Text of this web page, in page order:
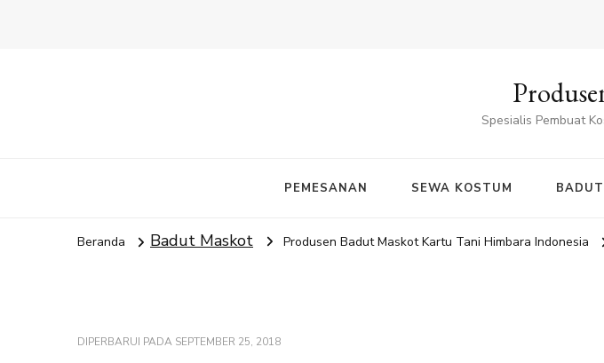
Spesialis Pembuat
PEMESANAN SEWA KOSTUM
Beranda Badut Maskot Produsen Badut Maskot Kartu Tani Himbara Indonesia
DIPERBARUI PADA SEPTEMBER 25, 2018